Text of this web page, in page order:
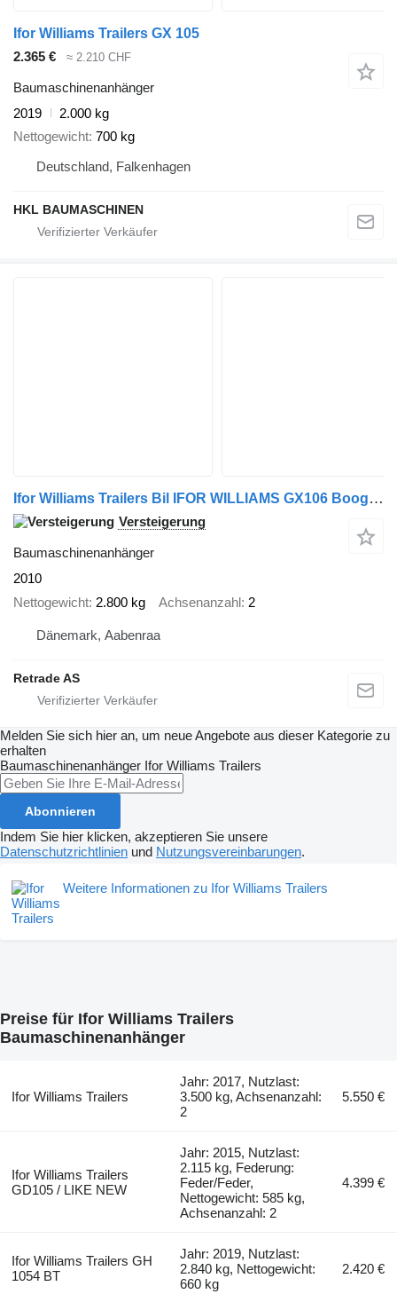
Ifor Williams Trailers GX 105
2.365 €
≈ 2.210 CHF
Baumaschinenanhänger
2019
2.000 kg
Nettogewicht 700 kg
Deutschland, Falkenhagen
HKL BAUMASCHINEN
Ifor Williams Trailers Bil IFOR WILLIAMS GX106 Boogie Trailer
Versteigerung
Baumaschinenanhänger
2010
Nettogewicht 2.800 kg Achsenanzahl 2
Dänemark, Aabenraa
Retrade AS
Melden Sie sich hier an, um neue Angebote aus dieser Kategorie zu
erhalten
Baumaschinenanhänger Ifor Williams Trailers
Abonnieren
Indem Sie hier klicken, akzeptieren Sie unsere
Datenschutzrichtlinien und Nutzungsvereinbarungen.
Weitere Informationen zu Ifor Williams Trailers
Preise für Ifor Williams Trailers
Baumaschinenanhänger
Ifor Williams Trailers
Jahr: 2017, Nutzlast:
3.500 kg, Achsenanzahl:
2
5.550 €
Ifor Williams Trailers
GD105 / LIKE NEW
Jahr: 2015, Nutzlast:
2.115 kg, Federung:
Feder/Feder,
Nettogewicht: 585 kg,
Achsenanzahl: 2
4.399 €
Ifor Williams Trailers GH
1054 BT
Jahr: 2019, Nutzlast:
2.840 kg, Nettogewicht:
660 kg
2.420 €